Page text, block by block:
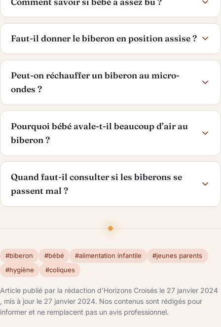
Faut-il donner le biberon en position assise ?
Peut-on réchauffer un biberon au micro-
ondes ?
Pourquoi bébé avale-t-il beaucoup d’air au
biberon ?
Quand faut-il consulter si les biberons se
passent mal ?
#biberon #bébé #alimentation infantile
#jeunes parents
#hygiène
#coliques
Article publié par la rédaction d’Horizons Croisés le 27 janvier 2024
, mis à jour le 27 janvier 2024. Nos contenus sont rédigés pour
informer et ne remplacent pas un avis professionnel.